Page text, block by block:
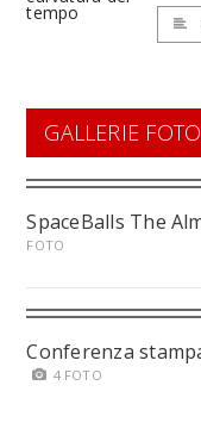
GALLERIE
SpaceBalls The
FOTO
Conferenza
4 FOTO